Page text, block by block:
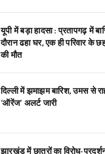
यूपी में बड़ा हादसा : प्रतापगढ़ में
दौरान ढहा घर, एक ही परिवार के
की मौत
दिल्ली में झमाझम बारिश, उमस से
‘ऑरेंज’ अलर्ट जारी
झारखंड में छात्रों का विरोध-